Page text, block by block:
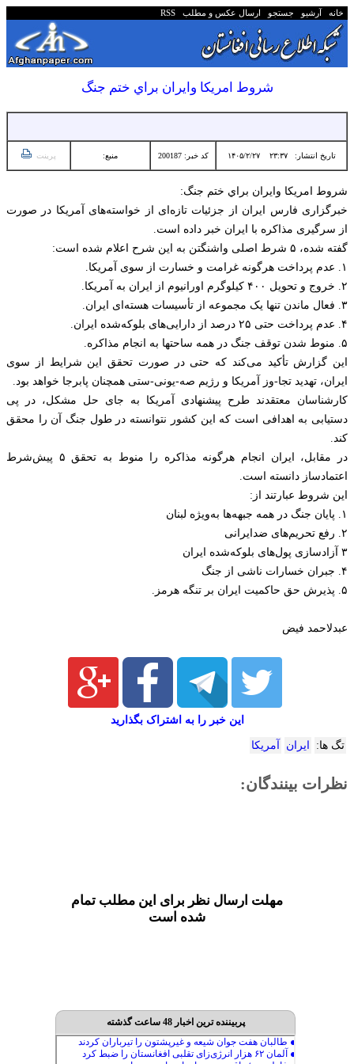
خانه آرشیو جستجو ارسال عکس و مطلب RSS
شروط امريكا وايران براي ختم جنگ
تاریخ انتشار:۲۳:۳۷ ۱۴۰۵/۲/۲۷ کد خبر: 200187 منبع: پرینت
شروط امريكا وايران براي ختم جنگ:
خبرگزاری فارس ایران از جزئیات تازه‌ای از خواسته‌های آمریکا در صورت
از سرگیری مذاکره با ایران خبر داده است.
گفته شده، ۵ شرط اصلی واشنگتن به این شرح اعلام شده است:
۱. عدم پرداخت هرگونه غرامت و خسارت از سوی آمریکا.
۲. خروج و تحویل ۴۰۰ کیلوگرم اورانیوم از ایران به آمریکا.
۳. فعال ماندن تنها یک مجموعه از تأسیسات هسته‌ای ایران.
۴. عدم پرداخت حتی ۲۵ درصد از دارایی‌های بلوکه‌شده ایران.
۵. منوط شدن توقف جنگ در همه ساحتها به انجام مذاکره.
این گزارش تأکید می‌کند که حتی در صورت تحقق این شرایط از سوی
ایران، تهدید تجا-وز آمریکا و رژیم صه-یونی-ستی همچنان پابرجا خواهد بود.
کارشناسان معتقدند طرح پیشنهادی آمریکا به جای حل مشکل، در پی
دستیابی به اهدافی است که این کشور نتوانسته در طول جنگ آن را محقق
کند.
در مقابل، ایران انجام هرگونه مذاکره را منوط به تحقق ۵ پیش‌شرط
اعتمادساز دانسته است.
این شروط عبارتند از:
۱. پایان جنگ در همه جبهه‌ها به‌ویژه لبنان
۲. رفع تحریم‌های ضدایرانی
۳ آزادسازی پول‌های بلوکه‌شده ایران
۴. جبران خسارات ناشی از جنگ
۵. پذیرش حق حاکمیت ایران بر تنگه هرمز.
عبدلاحمد فیض
این خبر را به اشتراک بگذارید
تگ ها: ایران آمریکا
نظرات بینندگان:
مهلت ارسال نظر برای این مطلب تمام
شده است
پربیننده ترین اخبار 48 ساعت گذشته